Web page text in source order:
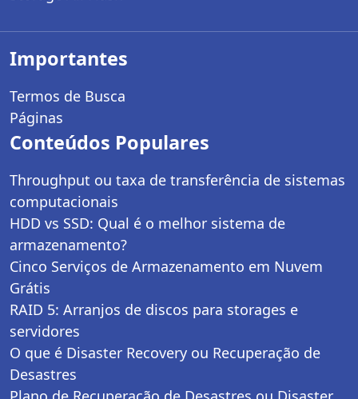
Importantes
Termos de Busca
Páginas
Conteúdos Populares
Throughput ou taxa de transferência de sistemas
computacionais
HDD vs SSD: Qual é o melhor sistema de
armazenamento?
Cinco Serviços de Armazenamento em Nuvem
Grátis
RAID 5: Arranjos de discos para storages e
servidores
O que é Disaster Recovery ou Recuperação de
Desastres